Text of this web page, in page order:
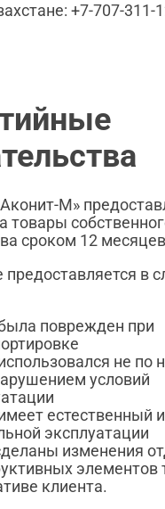
+7-707-311-
М»
товары
сроком 12
предоставляется в
поврежден при
не по
условий
естественный
эксплуатации
изменения
элементов
клиента.